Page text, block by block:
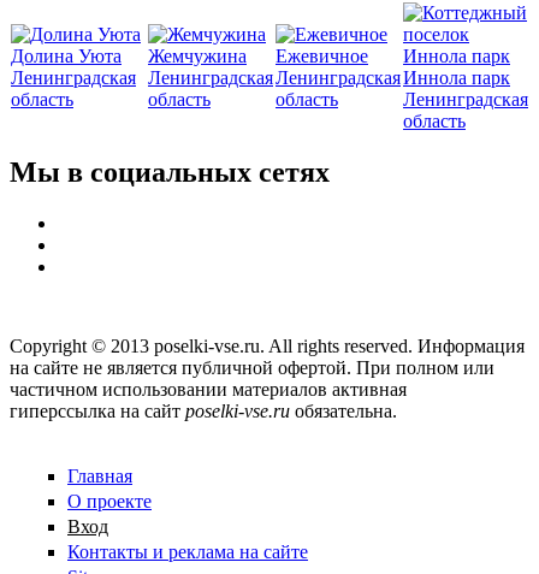
Долина Уюта
Ленинградская
область
Жемчужина
Ленинградская
область
Ежевичное
Ленинградская
область
Иннола парк
Ленинградская
область
Мы в социальных сетях
Copyright © 2013 poselki-vse.ru. All rights reserved. Информация
на сайте не является публичной офертой. При полном или
частичном использовании материалов активная
гиперссылка на сайт poselki-vse.ru​ обязательна.
Главная
О проекте
Вход
Контакты и реклама на сайте